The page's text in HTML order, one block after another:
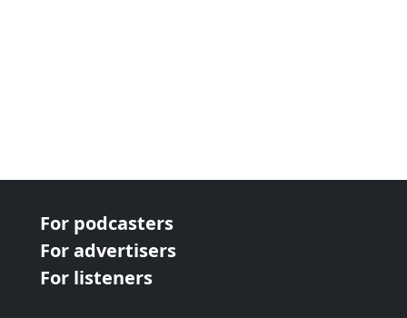
For podcasters
For advertisers
For listeners